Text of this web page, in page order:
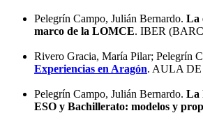
Pelegrín Campo, Julián Bernardo. La
marco de la LOMCE. IBER
Rivero Gracia, María Pilar; Pelegrín
Experiencias en Aragón. AULA
Pelegrín Campo, Julián Bernardo. La
ESO y Bachillerato: modelos y